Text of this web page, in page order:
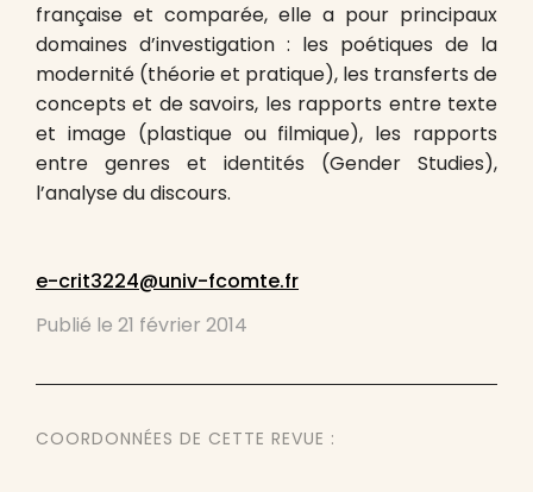
française et comparée, elle a pour principaux
domaines d’investigation : les poétiques de la
modernité (théorie et pratique), les transferts de
concepts et de savoirs, les rapports entre texte
et image (plastique ou filmique), les rapports
entre genres et identités (Gender Studies),
l’analyse du discours.
e-crit3224@univ-fcomte.fr
Publié le 21 février 2014
COORDONNÉES DE CETTE REVUE :